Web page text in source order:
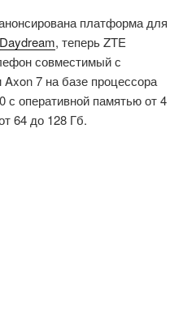
платформа для
Daydream, теперь ZTE
совместимый с
7 на базе процессора
с оперативной памятью от 4
64 до 128 Гб.